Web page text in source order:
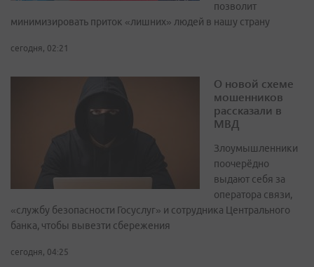
позволит
минимизировать приток «лишних» людей в нашу страну
сегодня, 02:21
О новой схеме
мошенников
рассказали в
МВД
Злоумышленники
поочерёдно
выдают себя за
оператора связи,
«службу безопасности Госуслуг» и сотрудника Центрального
банка, чтобы вывезти сбережения
сегодня, 04:25